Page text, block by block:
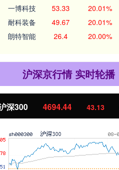
一博科技 53.33 20.01%
耐科装备 49.67 20.01%
朗特智能 26.4 20.00%
沪深京行情 实时轮播
北证50 1134.24 11.37